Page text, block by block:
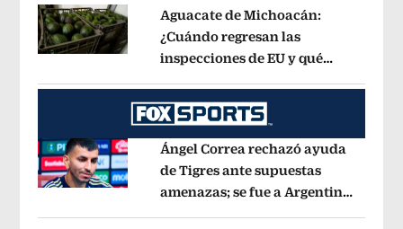
Opens in new window
Aguacate de Michoacán:
¿Cuándo regresan las
inspecciones de EU y qué
Opens in new window
Ángel Correa rechazó ayuda
de Tigres ante supuestas
amenazas; se fue a Argentina